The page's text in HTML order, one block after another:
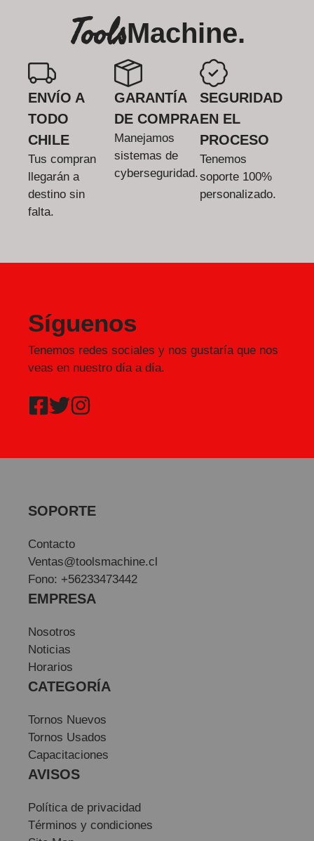
ToolsMachine.
ENVÍO A
TODO
CHILE
Tus compran
llegarán a
destino sin
falta.
GARANTÍA
DE COMPRA
Manejamos
sistemas de
cyberseguridad.
SEGURIDAD
EN EL
PROCESO
Tenemos
soporte 100%
personalizado.
Síguenos
Tenemos redes sociales y nos gustaría que nos
veas en nuestro día a día.
SOPORTE
Contacto
Ventas@toolsmachine.cl
Fono: +56233473442
EMPRESA
Nosotros
Noticias
Horarios
CATEGORÍA
Tornos Nuevos
Tornos Usados
Capacitaciones
AVISOS
Política de privacidad
Términos y condiciones